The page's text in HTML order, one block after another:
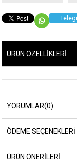
ÜRÜN ÖZELLIKLERI
YORUMLAR(0)
ÖDEME SEÇENEKLERI
ÜRÜN ÖNERILERI